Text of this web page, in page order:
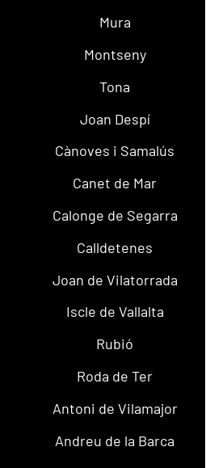
Mura
Montseny
Tona
Joan Despí
Cànoves i Samalús
Canet de Mar
Calonge de Segarra
Calldetenes
Joan de Vilatorrada
Iscle de Vallalta
Rubió
Roda de Ter
Antoni de Vilamajor
Andreu de la Barca